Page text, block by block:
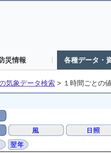
災情報 各種データ・
気象データ検索 > １時間ごとの